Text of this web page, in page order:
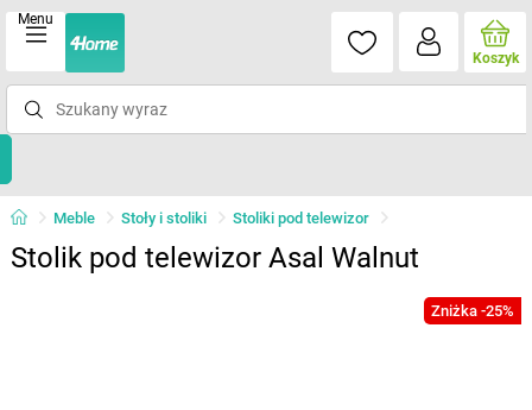
Menu
Koszyk
Meble Stoły i stoliki Stoliki pod telewizor
Stolik pod telewizor Asal Walnut
Zniżka -25%